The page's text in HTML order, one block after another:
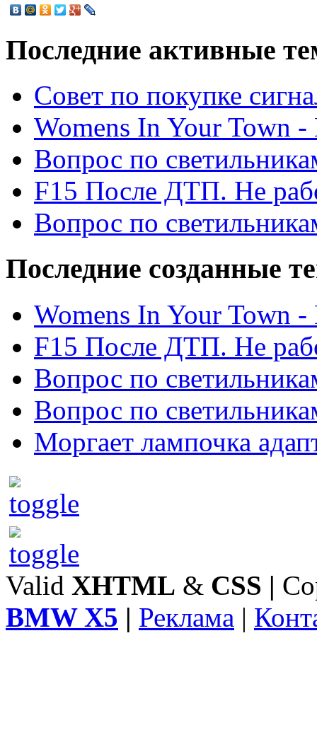
Последние активные
Cовет по покупке
Womens In Your Town
Вопрос по
F15 После ДТП. Не
Вопрос по
Последние созданные
Womens In Your Town
F15 После ДТП. Не
Вопрос по
Вопрос по
Моргает лампочка
Valid XHTML & CSS |
BMW X5 | Реклама |